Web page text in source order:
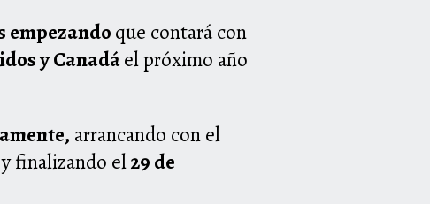
empezandoque contará con
y Canadáel próximo año
arrancando con el
y finalizando el29 de